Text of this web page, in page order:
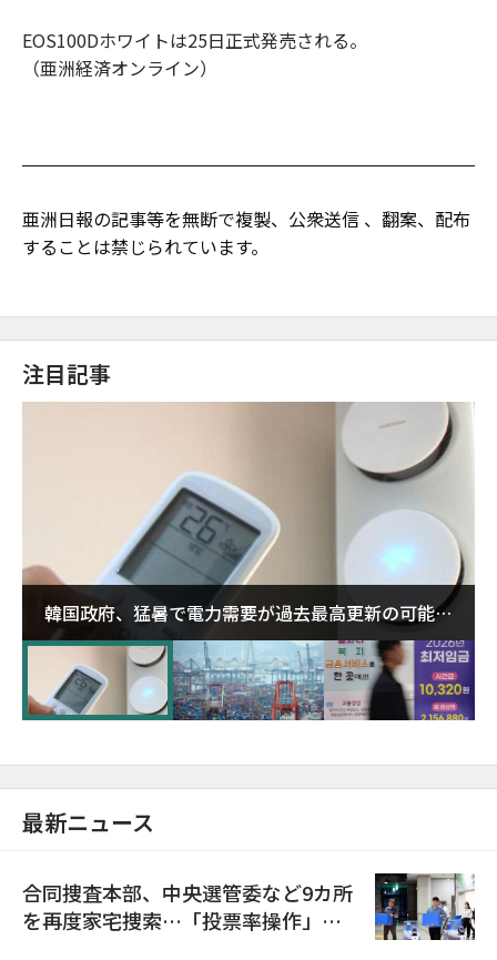
EOS100Dホワイトは25日正式発売される。
（亜洲経済オンライン）
亜洲日報の記事等を無断で複製、公衆送信 、翻案、配布
することは禁じられています。
注目記事
韓国政府、猛暑で電力需要が過去最高更新の可能性
に需給対応体制を点検
最新ニュース
合同捜査本部、中央選管委など9カ所
を再度家宅捜索…「投票率操作」の